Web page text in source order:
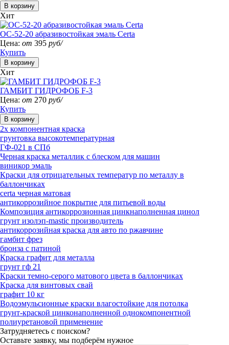
Хит
ОС-52-20 абразивостойкая эмаль Certa
Цена: от 395 руб/
Купить
Хит
ГАМБИТ ГИДРОФОБ F-3
Цена: от 270 руб/
Купить
2х компонентная краска
грунтовка высокотемпературная
ГФ-021 в СПб
Черная краска металлик с блеском для машин
виникор эмаль
Краски для отрицательных температур по металлу в
баллончиках
certa черная матовая
антикоррозийное покрытие для питьевой воды
Композиция антикоррозионная цинкнаполненная цинол
грунт изолэп-mastic производитель
антикоррозийная краска для авто по ржавчине
гамбит фрез
бронза с патиной
Краска графит для металла
грунт гф 21
Краски темно-серого матового цвета в баллончиках
Краска для винтовых свай
графит 10 кг
Водоэмульсионные краски влагостойкие для потолка
грунт-краской цинконаполненной однокомпонентной
полиуретановой применение
Затрудняетесь с поиском?
Оставьте заявку, мы подберём нужное